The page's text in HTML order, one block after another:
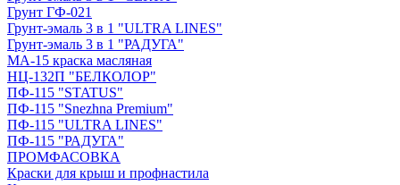
Грунт ГФ-021
Грунт-эмаль 3 в 1 "ULTRA LINES"
Грунт-эмаль 3 в 1 "РАДУГА"
МА-15 краска масляная
НЦ-132П "БЕЛКОЛОР"
ПФ-115 "STATUS"
ПФ-115 "Snezhna Premium"
ПФ-115 "ULTRA LINES"
ПФ-115 "РАДУГА"
ПРОМФАСОВКА
Краски для крыш и профнастила